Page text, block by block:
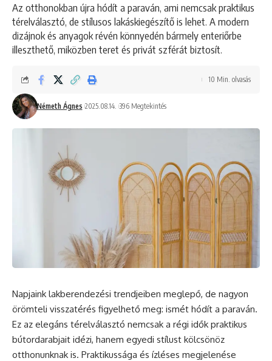
Az otthonokban újra hódít a paraván, ami nemcsak praktikus
térelválasztó, de stílusos lakáskiegészítő is lehet. A modern
dizájnok és anyagok révén könnyedén bármely enteriőrbe
illeszthető, miközben teret és privát szférát biztosít.
Németh Ágnes 2025.08.14. 396 Megtekintés
10 Min. olvasás
Napjaink lakberendezési trendjeiben meglepő, de nagyon
örömteli visszatérés figyelhető meg: ismét hódít a paraván.
Ez az elegáns térelválasztó nemcsak a régi idők praktikus
bútordarabjait idézi, hanem egyedi stílust kölcsönöz
otthonunknak is. Praktikussága és ízléses megjelenése